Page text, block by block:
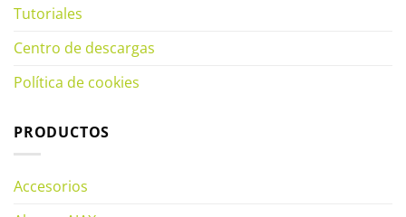
Tutoriales
Centro de descargas
Política de cookies
PRODUCTOS
Accesorios